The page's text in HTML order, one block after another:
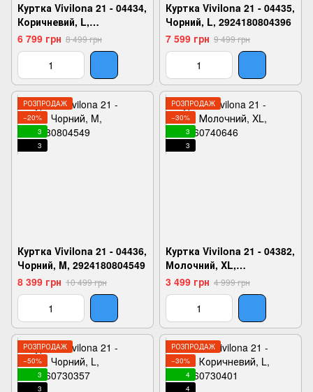
Куртка Vivilona 21 - 04434,
Коричневий, L,
2999860798425
6 799 грн 8 499 грн
Куртка Vivilona 21 - 04435,
Чорний, L, 2924180804396
7 599 грн 9 499 грн
РОЗПРОДАЖ
−20%
3
3
Куртка Vivilona 21 - 04436,
Чорний, M, 2924180804549
8 399 грн 10 499 грн
РОЗПРОДАЖ
−30%
3
3
Куртка Vivilona 21 - 04382,
Молочний, XL,
2999860740646
3 499 грн 4 999 грн
РОЗПРОДАЖ
−50%
3
3
РОЗПРОДАЖ
−30%
4
4